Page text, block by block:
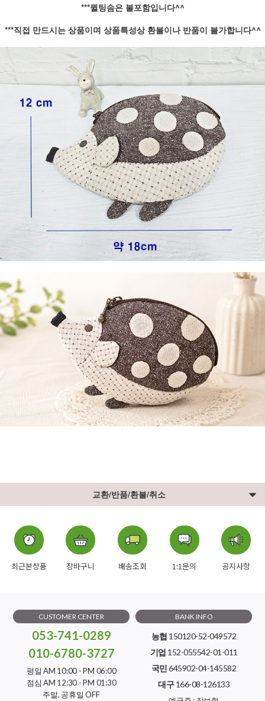
***퀼팅솜은 불포함입니다^^
***직접 만드시는 상품이며 상품특성상 환불이나 반품이 불가합니다^^
교환/반품/환불/취소
최근본상품 장바구니 배송조회 1:1문의 공지사항
CUSTOMER CENTER
053-741-0289
010-6780-3727
평일 AM 10:00 - PM 06:00
점심 AM 12:30 - PM 01:30
주말, 공휴일 OFF
BANK INFO
농협 150120-52-049572
기업 152-055542-01-011
국민645902-04-145582
대구166-08-126133